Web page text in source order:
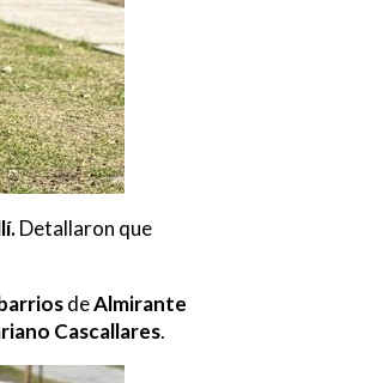
Detallaron que
deAlmirante
Cascallares.